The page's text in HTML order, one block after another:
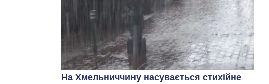
На Хмельниччину насувається стихійне